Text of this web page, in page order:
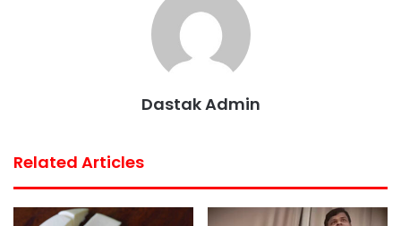
Dastak Admin
Related Articles